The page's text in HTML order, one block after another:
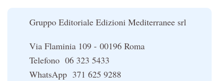
Gruppo Editoriale Edizioni Mediterranee srl
Via Flaminia 109 - 00196 Roma
Telefono 06 323 5433
WhatsApp 371 625 9288